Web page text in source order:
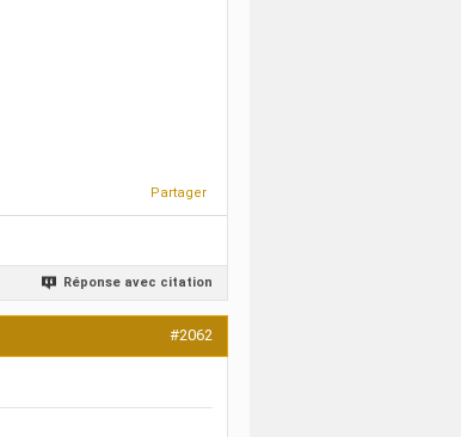
Partager
Réponse avec citation
#2062